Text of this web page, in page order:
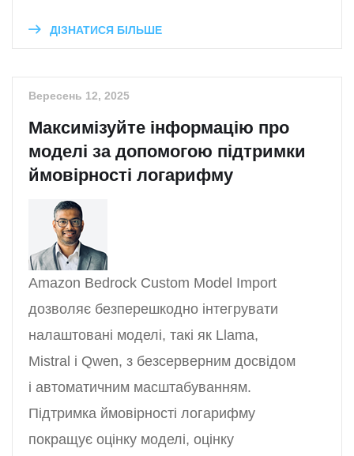
ДІЗНАТИСЯ БІЛЬШЕ
Вересень 12, 2025
Максимізуйте інформацію про
моделі за допомогою підтримки
ймовірності логарифму
Amazon Bedrock Custom Model Import
дозволяє безперешкодно інтегрувати
налаштовані моделі, такі як Llama,
Mistral і Qwen, з безсерверним досвідом
і автоматичним масштабуванням.
Підтримка ймовірності логарифму
покращує оцінку моделі, оцінку